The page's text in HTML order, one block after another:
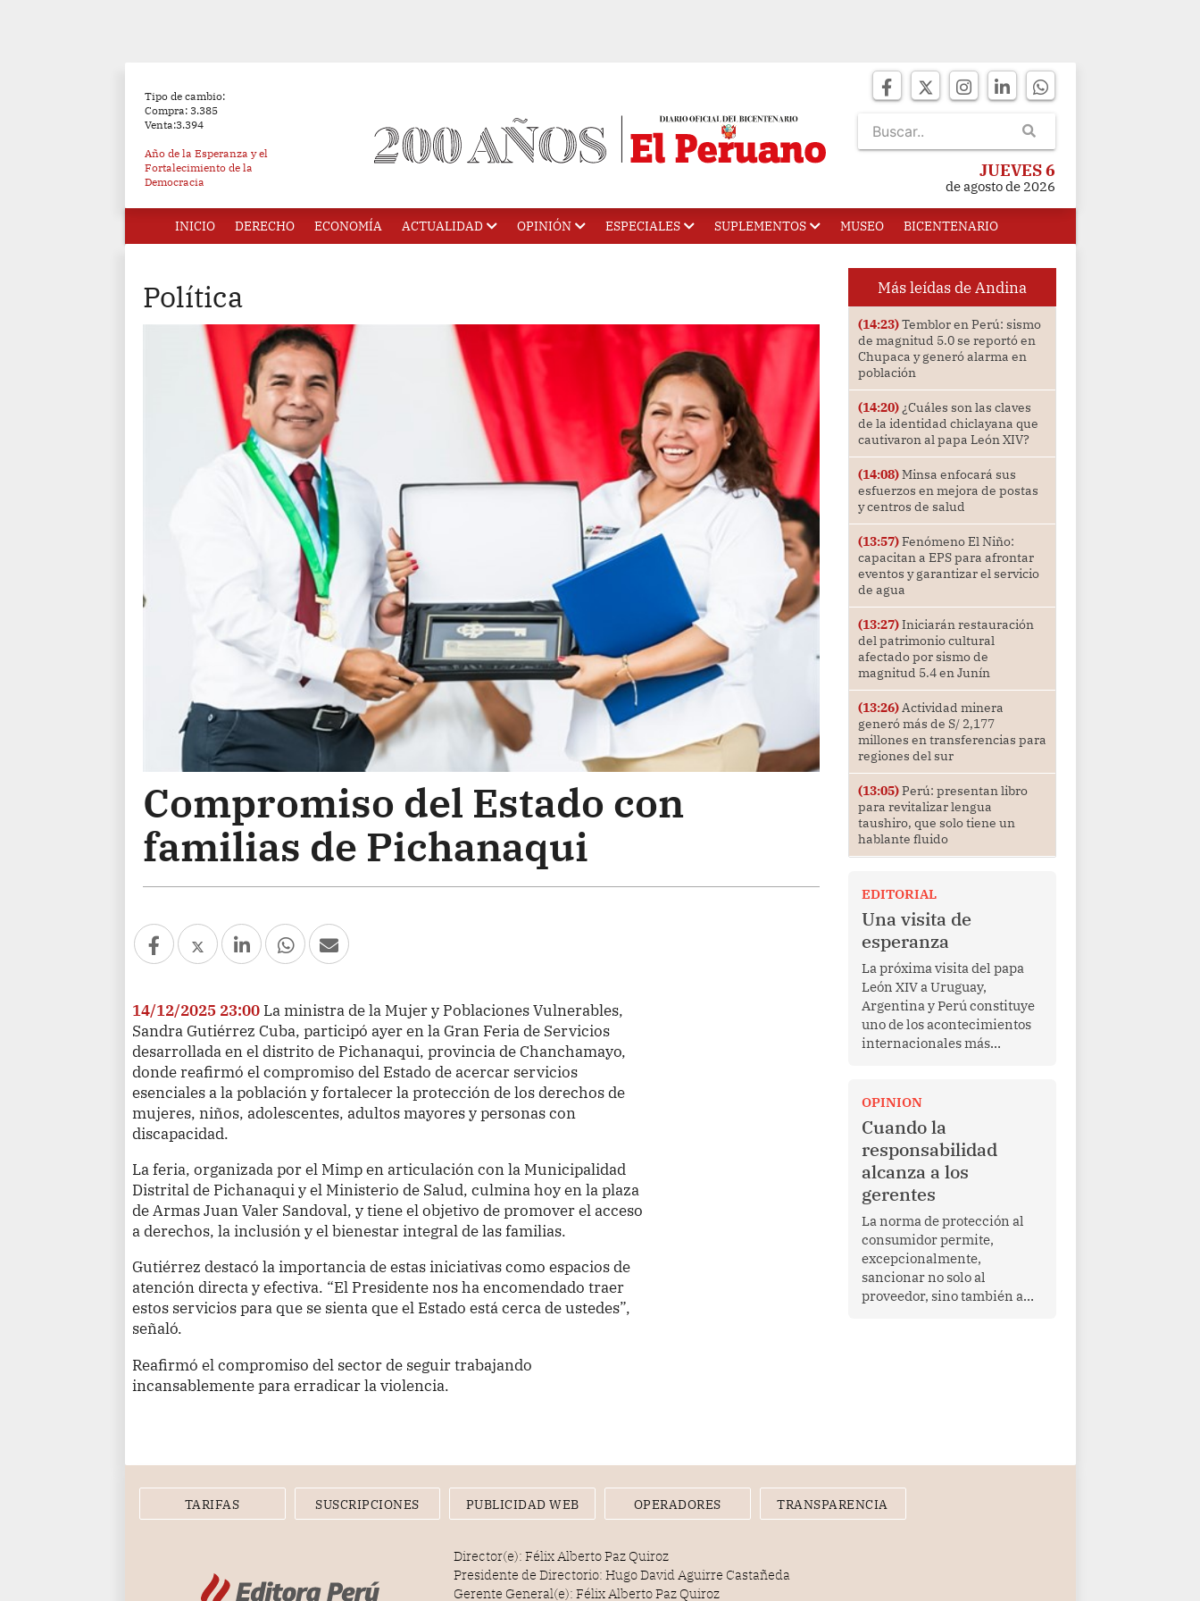
Tipo de cambio:
Compra: 3.385
Venta:3.394
Año de la Esperanza y el
Fortalecimiento de la
Democracia
JUEVES 6
de agosto de 2026
INICIO DERECHO ECONOMÍA ACTUALIDAD OPINIÓN ESPECIALES SUPLEMENTOS MUSEO BICENTENARIO
Política
Compromiso del Estado con
familias de Pichanaqui
14/12/2025 23:00 La ministra de la Mujer y Poblaciones Vulnerables,
Sandra Gutiérrez Cuba, participó ayer en la Gran Feria de Servicios
desarrollada en el distrito de Pichanaqui, provincia de Chanchamayo,
donde reafirmó el compromiso del Estado de acercar servicios
esenciales a la población y fortalecer la protección de los derechos de
mujeres, niños, adolescentes, adultos mayores y personas con
discapacidad.
La feria, organizada por el Mimp en articulación con la Municipalidad
Distrital de Pichanaqui y el Ministerio de Salud, culmina hoy en la plaza
de Armas Juan Valer Sandoval, y tiene el objetivo de promover el acceso
a derechos, la inclusión y el bienestar integral de las familias.
Gutiérrez destacó la importancia de estas iniciativas como espacios de
atención directa y efectiva. “El Presidente nos ha encomendado traer
estos servicios para que se sienta que el Estado está cerca de ustedes”,
señaló.
Reafirmó el compromiso del sector de seguir trabajando
incansablemente para erradicar la violencia.
Más leídas de Andina
(14:23)Temblor en Perú: sismo
de magnitud 5.0 se reportó en
Chupaca y generó alarma en
población
(14:20)¿Cuáles son las claves
de la identidad chiclayana que
cautivaron al papa León XIV?
(14:08)Minsa enfocará sus
esfuerzos en mejora de postas
y centros de salud
(13:57)Fenómeno El Niño:
capacitan a EPS para afrontar
eventos y garantizar el servicio
de agua
(13:27)Iniciarán restauración
del patrimonio cultural
afectado por sismo de
magnitud 5.4 en Junín
(13:26)Actividad minera
generó más de S/ 2,177
millones en transferencias para
regiones del sur
(13:05)Perú: presentan libro
para revitalizar lengua
taushiro, que solo tiene un
hablante fluido
EDITORIAL
Una visita de
esperanza
La próxima visita del papa
León XIV a Uruguay,
Argentina y Perú constituye
uno de los acontecimientos
internacionales más
Más allá de su dimensión
religiosa, esta gira
representa una oportunidad
para reafirmar el valor del
diálogo, fortalecer los
vínculos entre los pueblos y
proyectar una imagen de
cooperación en una región
que enfrenta desafíos en
materia de desarrollo,
cohesión social y
gobernabilidad.
OPINION
Cuando la
responsabilidad
alcanza a los
gerentes
La norma de protección al
consumidor permite,
excepcionalmente,
sancionar no solo al
proveedor, sino también a
infracción. En un caso
reciente, Indecopi sancionó
al gerente de un proveedor
de servicios de
TARIFAS SUSCRIPCIONES PUBLICIDAD WEB OPERADORES TRANSPARENCIA
Director(e): Félix Alberto Paz Quiroz
Presidente de Directorio: Hugo David Aguirre Castañeda
Gerente General(e): Félix Alberto Paz Quiroz